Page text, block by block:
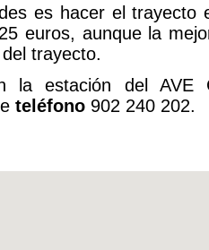
es hacer el trayecto
euros, aunque la
trayecto.
la estación del AVE
teléfono 902 240 202.